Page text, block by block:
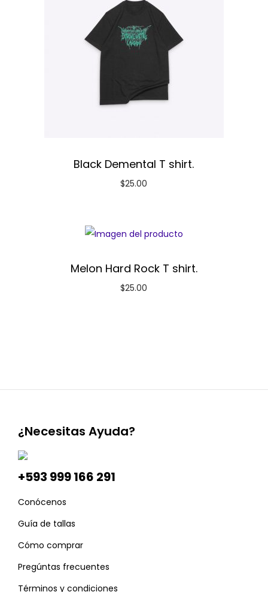
Black Demental T shirt.
$25.00
Melon Hard Rock T shirt.
$25.00
¿Necesitas Ayuda?
+593 999 166 291
Conócenos
Guía de tallas
Cómo comprar
Pregúntas frecuentes
Términos y condiciones